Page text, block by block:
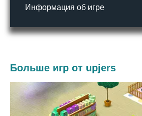
Информация об игре
Больше игр от upjers